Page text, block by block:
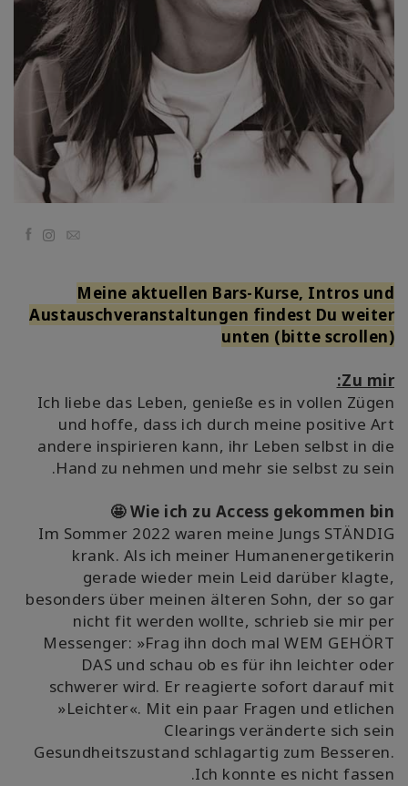
Classes
Facilitators
Shop
More
Email
Meine aktuellen Bars-Kurse, Intros und
Austauschveranstaltungen findest Du weiter
unten (bitte scrollen)
Zu mir:
Ich liebe das Leben, genieße es in vollen Zügen
und hoffe, dass ich durch meine positive Art
andere inspirieren kann, ihr Leben selbst in die
Hand zu nehmen und mehr sie selbst zu sein.
Wie ich zu Access gekommen bin 🤩
Im Sommer 2022 waren meine Jungs STÄNDIG
krank. Als ich meiner Humanenergetikerin
gerade wieder mein Leid darüber klagte,
besonders über meinen älteren Sohn, der so gar
nicht fit werden wollte, schrieb sie mir per
Messenger: »Frag ihn doch mal WEM GEHÖRT
DAS und schau ob es für ihn leichter oder
schwerer wird. Er reagierte sofort darauf mit
»Leichter«. Mit ein paar Fragen und etlichen
Clearings veränderte sich sein
Gesundheitszustand schlagartig zum Besseren.
Ich konnte es nicht fassen.